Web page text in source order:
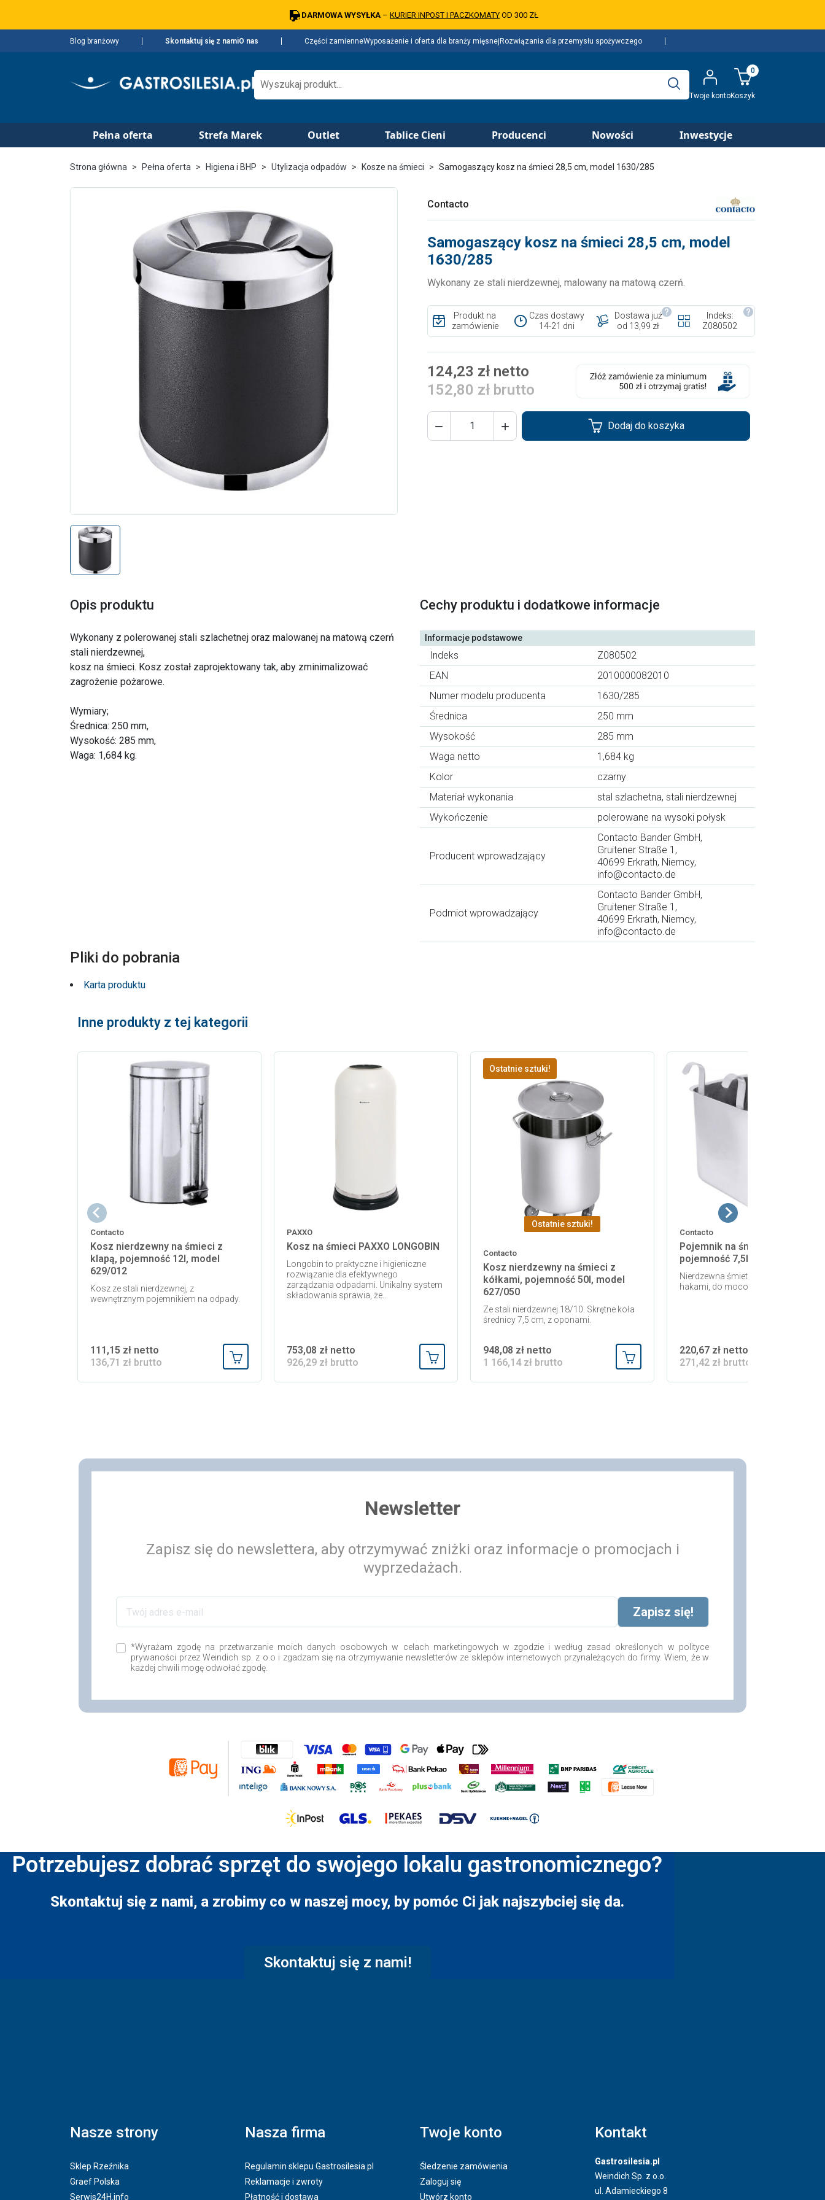
DARMOWA WYSYŁKA – KURIER INPOST I PACZKOMATY OD 300 ZŁ
Blog branżowy Skontaktuj się z namiO nas Części zamienneWyposażenie i oferta dla branży mięsnejRozwiązania dla przemysłu spożywczego
Twoje kontoKoszyk
0
Pełna oferta Strefa Marek Outlet Tablice Cieni Producenci Nowości Inwestycje
Strona główna Pełna oferta Higiena i BHP Utylizacja odpadów Kosze na śmieci Samogaszący kosz na śmieci 28,5 cm, model 1630/285
Contacto
Samogaszący kosz na śmieci 28,5 cm, model
1630/285
Wykonany ze stali nierdzewnej, malowany na matową czerń.
Produkt na
zamówienie
Czas dostawy
14-21 dni
Dostawa już
od 13,99 zł
Indeks:
Z080502
124,23 zł netto
152,80 zł brutto
  Dodaj do koszyka
Opis produktu
Wykonany z polerowanej stali szlachetnej oraz malowanej na matową czerń
stali nierdzewnej,
kosz na śmieci. Kosz został zaprojektowany tak, aby zminimalizować
zagrożenie pożarowe.
Wymiary;
Średnica: 250 mm,
Wysokość: 285 mm,
Waga: 1,684 kg.
Cechy produktu i dodatkowe informacje
Informacje podstawowe
Indeks
Z080502
EAN
2010000082010
Numer modelu producenta
1630/285
Średnica
250 mm
Wysokość
285 mm
Waga netto
1,684 kg
Kolor
czarny
Materiał wykonania
stal szlachetna, stali nierdzewnej
Wykończenie
polerowane na wysoki połysk
Producent wprowadzający
Contacto Bander GmbH,
Gruitener Straße 1,
40699 Erkrath, Niemcy,
info@contacto.de
Podmiot wprowadzający
Contacto Bander GmbH,
Gruitener Straße 1,
40699 Erkrath, Niemcy,
info@contacto.de
Pliki do pobrania
Karta produktu
Inne produkty z tej kategorii
Contacto
Kosz nierdzewny na śmieci z
klapą, pojemność 12l, model
629/012
Kosz ze stali nierdzewnej, z
wewnętrznym pojemnikiem na odpady.
111,15 zł netto
136,71 zł brutto
PAXXO
Kosz na śmieci PAXXO LONGOBIN
Longobin to praktyczne i higieniczne
rozwiązanie dla efektywnego
zarządzania odpadami. Unikalny system
składowania sprawia, że...
753,08 zł netto
926,29 zł brutto
Ostatnie sztuki!
Ostatnie sztuki!
Contacto
Kosz nierdzewny na śmieci z
kółkami, pojemność 50l, model
627/050
Ze stali nierdzewnej 18/10. Skrętne koła
średnicy 7,5 cm, z oponami.
948,08 zł netto
1 166,14 zł brutto
Contacto
Pojemnik na śmieci,
pojemność 7,5l, model 7008/
Nierdzewna śmietniczka z dwoma
hakami, do mocowania na wózkach.
220,67 zł netto
271,42 zł brutto
Newsletter
Zapisz się do newslettera, aby otrzymywać zniżki oraz informacje o promocjach i
wyprzedażach.
*Wyrażam zgodę na przetwarzanie moich danych osobowych w celach marketingowych w zgodzie i według zasad określonych w polityce
prywaności przez Weindich sp. z o.o i zgadzam się na otrzymywanie newsletterów ze sklepów internetowych przynależących do firmy. Wiem, że w
każdej chwili mogę odwołać zgodę.
Potrzebujesz dobrać sprzęt do swojego lokalu gastronomicznego?
Skontaktuj się z nami, a zrobimy co w naszej mocy, by pomóc Ci jak najszybciej się da.
Skontaktuj się z nami!
Nasze strony
Sklep Rzeźnika
Graef Polska
Serwis24H.info
Nasza firma
Regulamin sklepu Gastrosilesia.pl
Reklamacje i zwroty
Płatność i dostawa
Twoje konto
Śledzenie zamówienia
Zaloguj się
Utwórz konto
Kontakt
Gastrosilesia.pl
Weindich Sp. z o.o.
ul. Adamieckiego 8